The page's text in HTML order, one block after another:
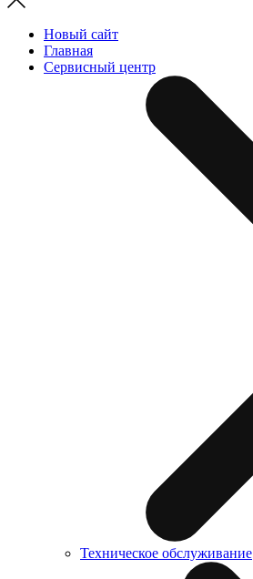
Новый сайт
Главная
Сервисный центр
Техническое обслуживание